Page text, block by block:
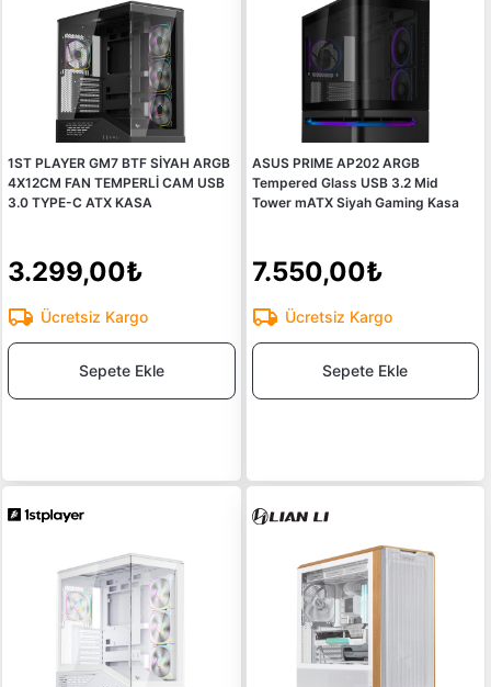
1ST PLAYER GM7 BTF SİYAH ARGB
4X12CM FAN TEMPERLİ CAM USB
3.0 TYPE-C ATX KASA
3.299,00₺
Ücretsiz Kargo
Sepete Ekle
ASUS PRIME AP202 ARGB
Tempered Glass USB 3.2 Mid
Tower mATX Siyah Gaming Kasa
7.550,00₺
Ücretsiz Kargo
Sepete Ekle